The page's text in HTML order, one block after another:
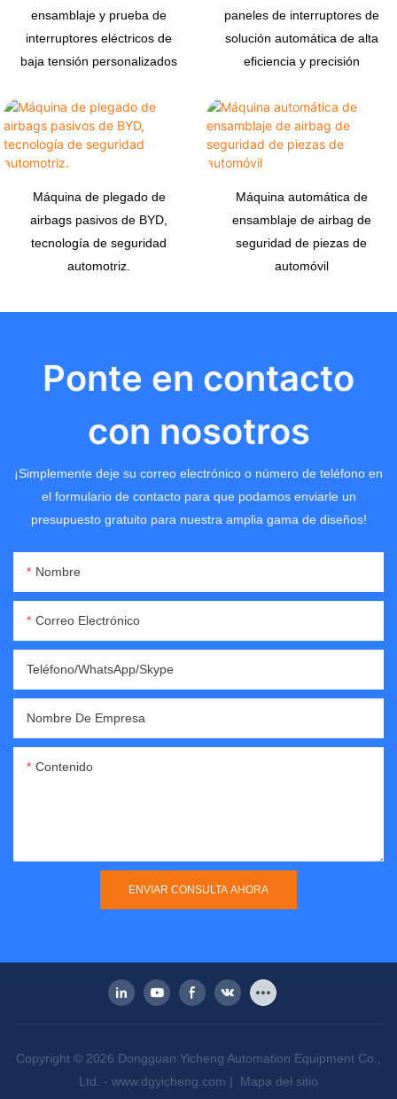
ensamblaje y prueba de
interruptores eléctricos de
baja tensión personalizados
paneles de interruptores de
solución automática de alta
eficiencia y precisión
Máquina de plegado de
airbags pasivos de BYD,
tecnología de seguridad
automotriz.
Máquina automática de
ensamblaje de airbag de
seguridad de piezas de
automóvil
Ponte en contacto
con nosotros
¡Simplemente deje su correo electrónico o número de teléfono en
el formulario de contacto para que podamos enviarle un
presupuesto gratuito para nuestra amplia gama de diseños!
Nombre
Correo Electrónico
Teléfono/WhatsApp/Skype
Nombre De Empresa
Contenido
ENVIAR CONSULTA AHORA
Copyright © 2026 Dongguan Yicheng Automation Equipment Co.,
Ltd. - www.dgyicheng.com | Mapa del sitio